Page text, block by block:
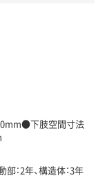
下肢空間寸法
部：2年、構造体：3年